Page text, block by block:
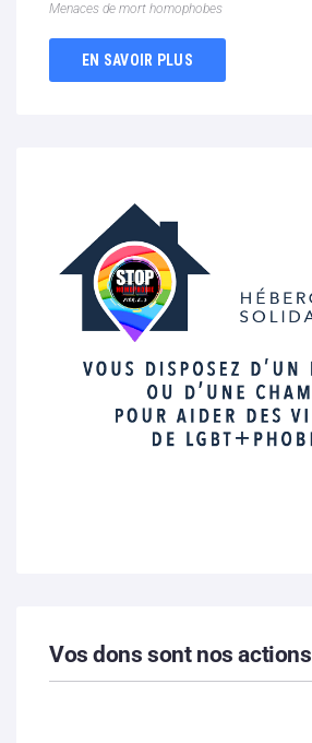
Menaces de mort homophobes
EN SAVOIR PLUS
Vos dons sont nos actions